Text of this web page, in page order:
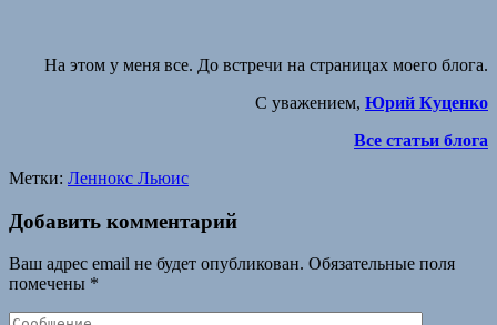
На этом у меня все. До встречи на страницах моего блога.
С уважением, Юрий Куценко
Все статьи блога
Метки: Леннокс Льюис
Добавить комментарий
Ваш адрес email не будет опубликован. Обязательные поля
помечены *